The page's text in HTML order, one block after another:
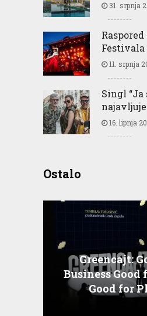
31. srpnja
Festivala
11. srpnja
Singl “Ja
16. lipnja
Ostalo
Greencajt:
Business Good
Good for